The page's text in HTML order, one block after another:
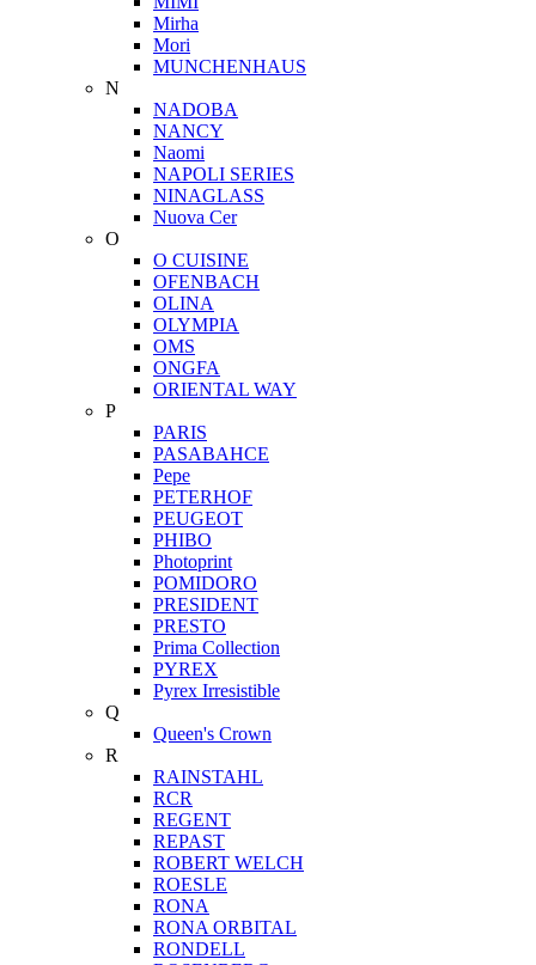
Mirha
Mori
MUNCHENHAUS
N
NADOBA
NANCY
Naomi
NAPOLI SERIES
NINAGLASS
Nuova Cer
O
O CUISINE
OFENBACH
OLINA
OLYMPIA
OMS
ONGFA
ORIENTAL WAY
P
PARIS
PASABAHCE
Pepe
PETERHOF
PEUGEOT
PHIBO
Photoprint
POMIDORO
PRESIDENT
PRESTO
Prima Collection
PYREX
Pyrex Irresistible
Q
Queen's Crown
R
RAINSTAHL
RCR
REGENT
REPAST
ROBERT WELCH
ROESLE
RONA
RONA ORBITAL
RONDELL